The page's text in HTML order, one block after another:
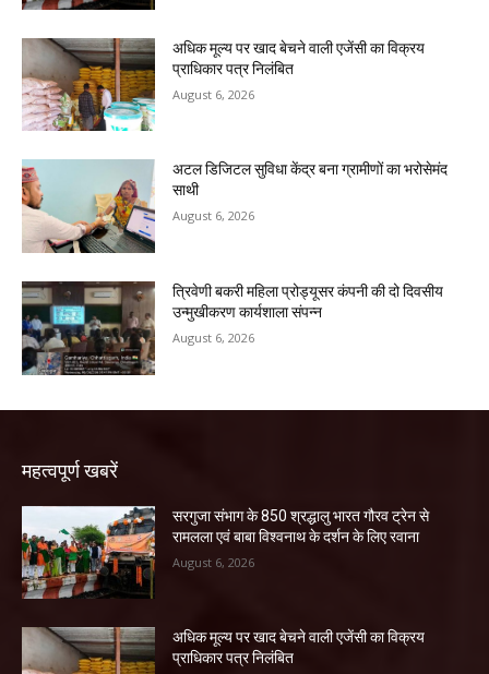
अधिक मूल्य पर खाद बेचने वाली एजेंसी का विक्रय
प्राधिकार पत्र निलंबित
August 6, 2026
अटल डिजिटल सुविधा केंद्र बना ग्रामीणों का भरोसेमंद
साथी
August 6, 2026
त्रिवेणी बकरी महिला प्रोड्यूसर कंपनी की दो दिवसीय
उन्मुखीकरण कार्यशाला संपन्न
August 6, 2026
महत्वपूर्ण खबरें
सरगुजा संभाग के 850 श्रद्धालु भारत गौरव ट्रेन से
रामलला एवं बाबा विश्वनाथ के दर्शन के लिए रवाना
August 6, 2026
अधिक मूल्य पर खाद बेचने वाली एजेंसी का विक्रय
प्राधिकार पत्र निलंबित